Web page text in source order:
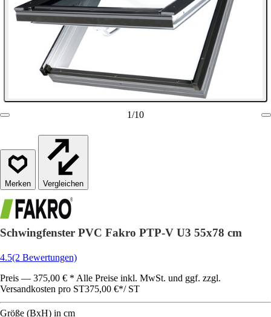
1/10
Vergleichen
Schwingfenster PVC Fakro PTP-V U3 55x78 cm
4.5(2 Bewertungen)
Preis — 375,00 € * Alle Preise inkl. MwSt. und ggf. zzgl.
Versandkosten pro ST375,00 €*/ ST
Größe (BxH) in cm